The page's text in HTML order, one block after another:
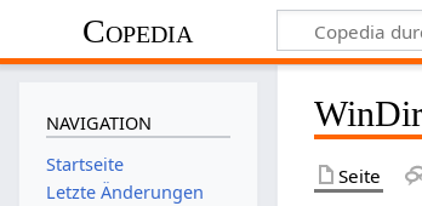
Copedia
Seite
NAVIGATION
Startseite
Letzte Änderungen